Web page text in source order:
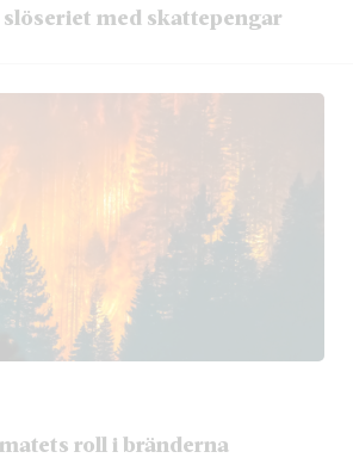
slöseriet med skattepengar
roll i bränderna